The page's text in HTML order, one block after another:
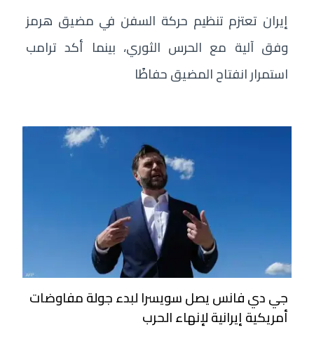
إيران تعتزم تنظيم حركة السفن في مضيق هرمز
وفق آلية مع الحرس الثوري، بينما أكد ترامب
استمرار انفتاح المضيق حفاظًا
جي دي فانس يصل سويسرا لبدء جولة مفاوضات
أمريكية إيرانية لإنهاء الحرب